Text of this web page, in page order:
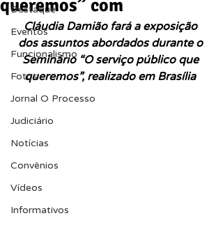
Destaque
Eventos
Funcionalismo
Fotos
Jornal O Processo
Judiciário
Notícias
Convênios
Vídeos
Informativos
queremos” com
Cláudia Damião fará a exposição
dos assuntos abordados durante o
Seminário “O serviço público que
queremos”, realizado em Brasília